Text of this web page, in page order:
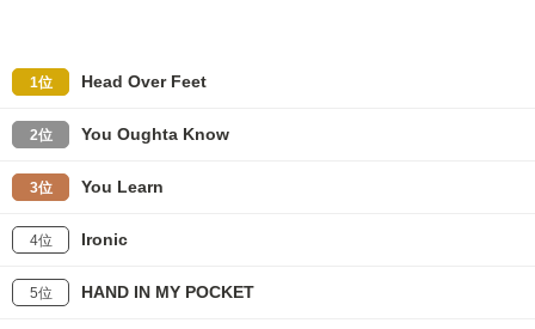
1位 Head Over Feet
2位 You Oughta Know
3位 You Learn
4位 Ironic
5位 HAND IN MY POCKET